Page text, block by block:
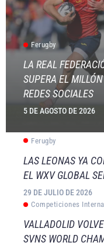
Ferugby
LA REAL
SUPERA EL
REDES SOCIALES
5 DE AGOSTO DE 2026
Ferugby
LAS LEONAS YA
EL WXV GLOBAL
29 DE JULIO DE 2026
Competiciones
VALLADOLID
SVNS WORLD